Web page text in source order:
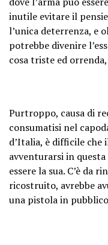
inutile evitare il
l’unica deterrenza, e
potrebbe divenire
cosa triste ed
Purtroppo, causa di
consumatisi nel
d’Italia, è difficile che
avventurarsi in
essere la sua. C’è da
ricostruito, avrebbe
una pistola in